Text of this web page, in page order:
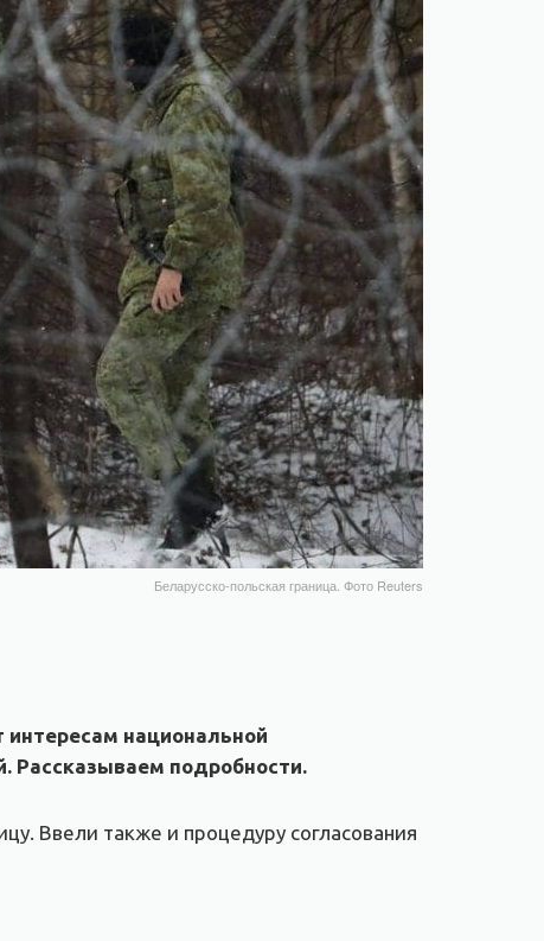
Беларусско-польская граница. Фото Reuters
интересам национальной
Рассказываем подробности.
Ввели также и процедуру согласования